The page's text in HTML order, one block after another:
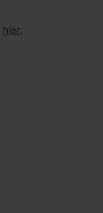
hier.